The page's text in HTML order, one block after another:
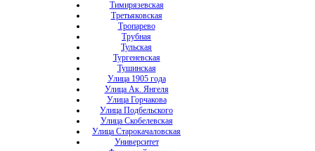
Тимирязевская
Третьяковская
Тропарево
Трубная
Тульская
Тургеневская
Тушинская
Улица 1905 года
Улица Ак. Янгеля
Улица Горчакова
Улица Подбельского
Улица Скобелевская
Улица Старокачаловская
Университет